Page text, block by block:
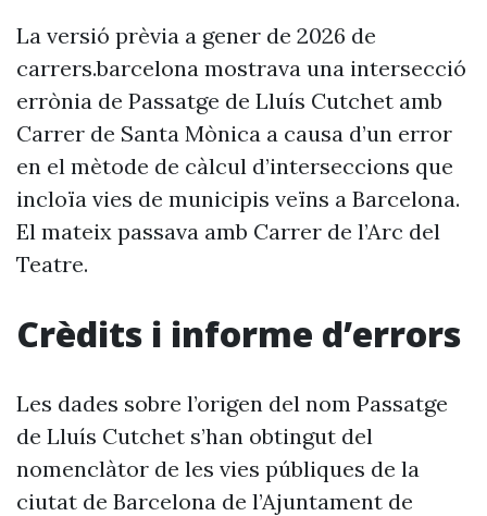
La versió prèvia a gener de 2026 de
carrers.barcelona mostrava una intersecció
errònia de Passatge de Lluís Cutchet amb
Carrer de Santa Mònica a causa d’un error
en el mètode de càlcul d’interseccions que
incloïa vies de municipis veïns a Barcelona.
El mateix passava amb Carrer de l’Arc del
Teatre.
Crèdits i informe d’errors
Les dades sobre l’origen del nom Passatge
de Lluís Cutchet s’han obtingut del
nomenclàtor de les vies públiques de la
ciutat de Barcelona de l’Ajuntament de